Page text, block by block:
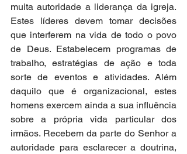
muita autoridade a liderança da igreja.
Estes líderes devem tomar decisões
que interferem na vida de todo o povo
de Deus. Estabelecem programas de
trabalho, estratégias de ação e toda
sorte de eventos e atividades. Além
daquilo que é organizacional, estes
homens exercem ainda a sua influência
sobre a própria vida particular dos
irmãos. Recebem da parte do Senhor a
autoridade para esclarecer a doutrina,